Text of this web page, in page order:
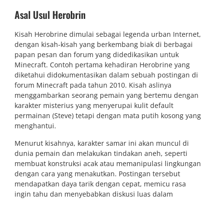
Asal Usul Herobrin
Kisah Herobrine dimulai sebagai legenda urban Internet,
dengan kisah-kisah yang berkembang biak di berbagai
papan pesan dan forum yang didedikasikan untuk
Minecraft. Contoh pertama kehadiran Herobrine yang
diketahui didokumentasikan dalam sebuah postingan di
forum Minecraft pada tahun 2010. Kisah aslinya
menggambarkan seorang pemain yang bertemu dengan
karakter misterius yang menyerupai kulit default
permainan (Steve) tetapi dengan mata putih kosong yang
menghantui.
Menurut kisahnya, karakter samar ini akan muncul di
dunia pemain dan melakukan tindakan aneh, seperti
membuat konstruksi acak atau memanipulasi lingkungan
dengan cara yang menakutkan. Postingan tersebut
mendapatkan daya tarik dengan cepat, memicu rasa
ingin tahu dan menyebabkan diskusi luas dalam